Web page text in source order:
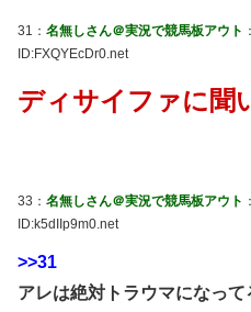
31： 名無しさん＠実況で競馬板アウト
ID:FXQYEcDr0.net
ディサイファに聞
33： 名無しさん＠実況で競馬板アウト
ID:k5dIIp9m0.net
>>31
アレは絶対トラウマになって